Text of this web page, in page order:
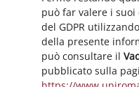
può far valere i
del GDPR
della presente
può consultare il
pubblicato sulla